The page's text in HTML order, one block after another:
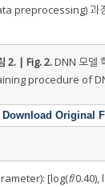
preprocessing) 과
2. | Fig. 2.DNN 모델
procedure of
Download Original
[log(f/0.40),